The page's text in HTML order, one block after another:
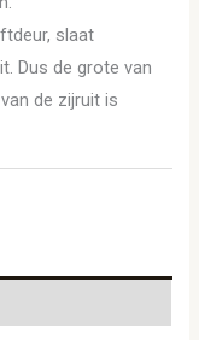
slaat
Dus de grote van
de zijruit is